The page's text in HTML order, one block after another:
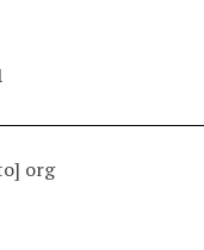
org